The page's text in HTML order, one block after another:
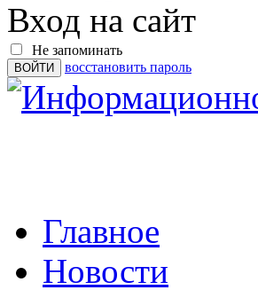
Вход на сайт
Не запоминать
восстановить пароль
Главное
Новости